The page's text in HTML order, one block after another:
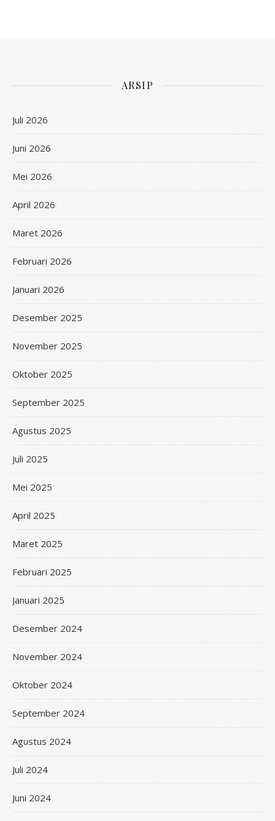
ARSIP
Juli 2026
Juni 2026
Mei 2026
April 2026
Maret 2026
Februari 2026
Januari 2026
Desember 2025
November 2025
Oktober 2025
September 2025
Agustus 2025
Juli 2025
Mei 2025
April 2025
Maret 2025
Februari 2025
Januari 2025
Desember 2024
November 2024
Oktober 2024
September 2024
Agustus 2024
Juli 2024
Juni 2024